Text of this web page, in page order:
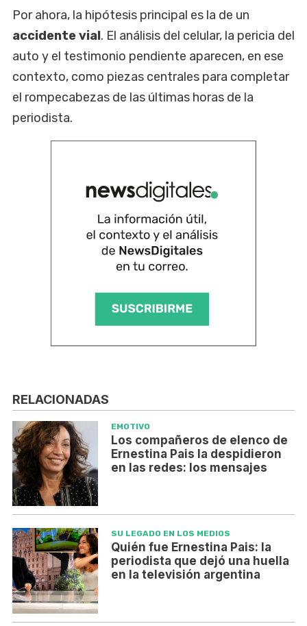
Por ahora, la hipótesis principal es la de un
accidente vial. El análisis del celular, la pericia del
auto y el testimonio pendiente aparecen, en ese
contexto, como piezas centrales para completar
el rompecabezas de las últimas horas de la
periodista.
RELACIONADAS
EMOTIVO
Los compañeros de elenco de
Ernestina Pais la despidieron
en las redes: los mensajes
SU LEGADO EN LOS MEDIOS
Quién fue Ernestina Pais: la
periodista que dejó una huella
en la televisión argentina